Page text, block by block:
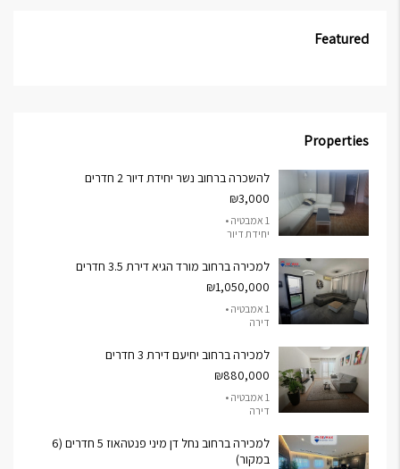
Featured
Properties
להשכרה ברחוב נשר יחידת דיור 2 חדרים
₪3,000
1 אמבטיה •
יחידת דיור
למכירה ברחוב מורד הגיא דירת 3.5 חדרים
₪1,050,000
1 אמבטיה •
דירה
למכירה ברחוב יחיעם דירת 3 חדרים
₪880,000
1 אמבטיה •
דירה
למכירה ברחוב נחל דן מיני פנטהאוז 5 חדרים (6
במקור)